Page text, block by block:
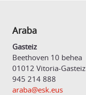
Araba
Gasteiz
Beethoven 10 behea
01012 Vitoria-Gasteiz
945 214 888
araba@esk.eus